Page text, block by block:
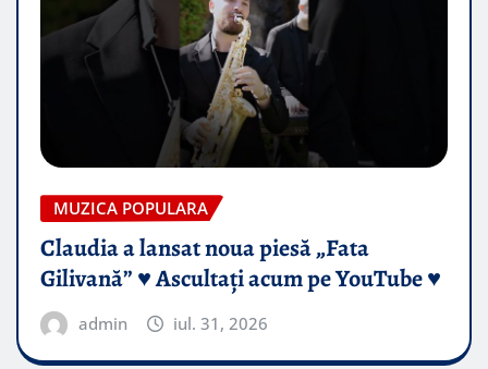
MUZICA POPULARA
Claudia a lansat noua piesă „Fata
Gilivană” ♥️ Ascultați acum pe YouTube ♥️
admin iul. 31, 2026